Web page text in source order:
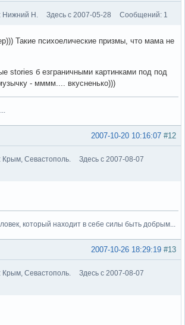
Нижний Н. Здесь с 2007-05-28 Сообщений: 1
Такие психоелические призмы, что мама не
stories б езграничными картинками под под
- мммм.... вкусненько)))
#12
2007-10-20 10:16:07
Крым, Севастополь.
Здесь с 2007-08-07
который находит в себе силы быть добрым...
#13
2007-10-26 18:29:19
Крым, Севастополь.
Здесь с 2007-08-07